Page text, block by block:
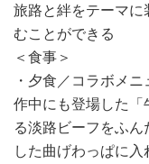
旅路と絆をテーマに
むことができる
＜食事＞
・夕食／コラボメ
作中にも登場した
る淡路ビーフをふ
した曲げわっぱに